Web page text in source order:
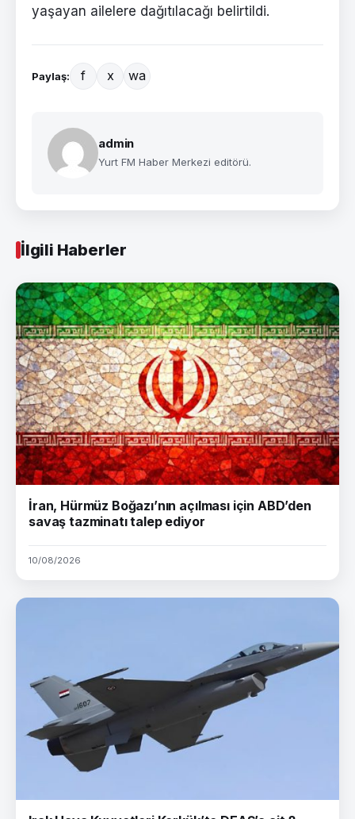
yaşayan ailelere dağıtılacağı belirtildi.
Paylaş: f x wa
admin
Yurt FM Haber Merkezi editörü.
İlgili Haberler
İran, Hürmüz Boğazı’nın açılması için ABD’den
savaş tazminatı talep ediyor
10/08/2026